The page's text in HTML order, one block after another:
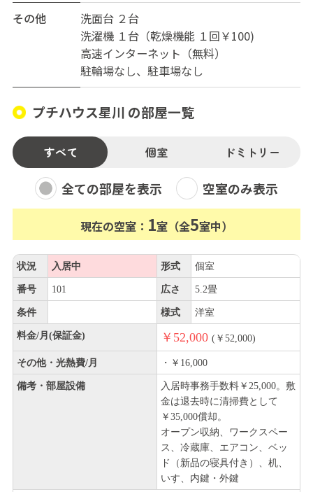
その他
洗面台 ２台
洗濯機 １台（乾燥機能 １回￥100)
高速インターネット（無料）
駐輪場なし、駐車場なし
プチハウス星川 の部屋一覧
すべて 個室 ドミトリー
全ての部屋を表示 空室のみ表示
現在の空室： 1室（全5室中）
状況 入居中 形式 個室
番号 101 広さ 5.2畳
条件 様式 洋室
料金/月(保証金) ￥52,000 (￥52,000)
その他・光熱費/月 ・￥16,000
備考・部屋設備
入居時事務手数料￥25,000。敷
金は退去時に清掃費として
￥35,000償却。
オープン収納、ワークスペー
ス、冷蔵庫、エアコン、ベッ
ド（新品の寝具付き）、机、
いす、内鍵・外鍵